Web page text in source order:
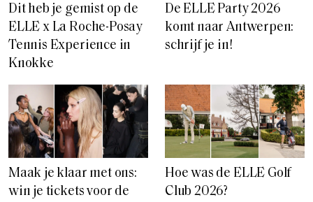
Dit heb je gemist op de
ELLE x La Roche-Posay
Tennis Experience in
Knokke
De ELLE Party 2026
komt naar Antwerpen:
schrijf je in!
Maak je klaar met ons:
win je tickets voor de
Hoe was de ELLE Golf
Club 2026?